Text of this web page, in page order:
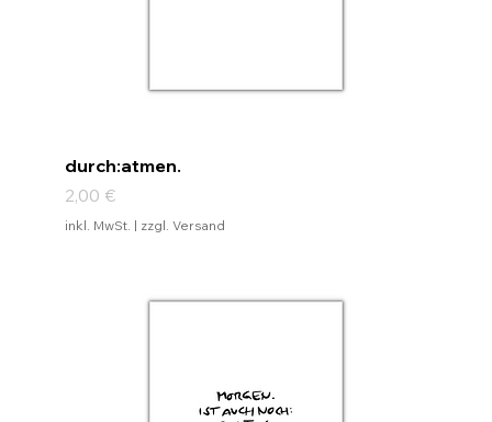
durch:atmen.
Preis
2,00 €
inkl. MwSt. | zzgl. Versand